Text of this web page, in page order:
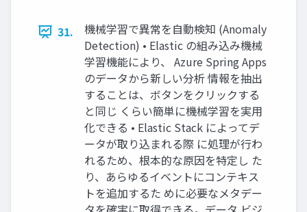
31.
機械学習で異常を⾃動検知 (Anomaly
Detection) • Elastic の組み込み機械
学習機能により、 Azure Spring Apps
のデータから新しい分析 情報を抽出
することは、ボタンをクリックする
と同じ くらい簡単に機械学習を実⽤
化できる • Elastic Stack によってデ
ータが取り込まれる際 に処理が⾏わ
れるため、根本的な原因を特定し た
り、あらゆるイベントにコンテキス
トを追加するた めに必要なメタデー